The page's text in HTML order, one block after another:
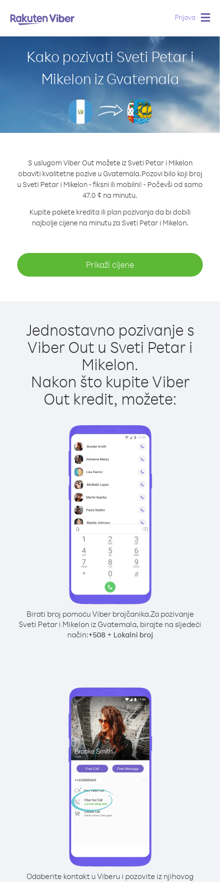
Prijava
Kako pozivati Sveti Petar i
Mikelon iz Gvatemala
S uslugom Viber Out možete iz Sveti Petar i Mikelon
obaviti kvalitetne pozive u Gvatemala.Pozovi bilo koji broj
u Sveti Petar i Mikelon - fiksni ili mobilni! - Počevši od samo
47.0 ¢ na minutu.
Kupite pakete kredita ili plan pozivanja da bi dobili
najbolje cijene na minutu za Sveti Petar i Mikelon.
Prikaži cijene
Jednostavno pozivanje s
Viber Out u Sveti Petar i
Mikelon.
Nakon što kupite Viber
Out kredit, možete:
Birati broj pomoću Viber brojčanika.Za pozivanje
Sveti Petar i Mikelon iz Gvatemala, birajte na sljedeći
način:+508 + Lokalni broj
Odaberite kontakt u Viberu i pozovite iz njihovog